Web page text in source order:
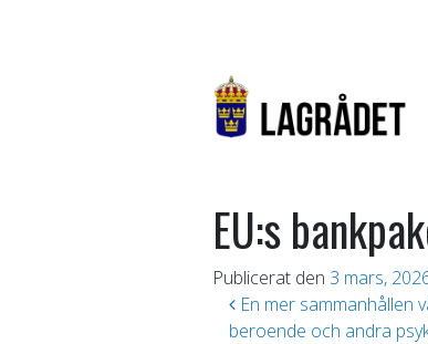
EU:s
Publicerat den 3 mars,
En mer sammanhållen
beroende och andra